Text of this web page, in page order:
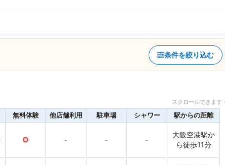
条件を絞り込む
スクロールできま
無料体験 他店舗利用 駐車場 シャワー 駅からの距離
○ - - -
大阪空港駅か
ら徒歩11分